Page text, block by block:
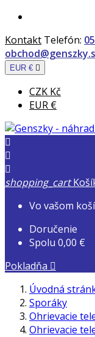
Kontakt Telefón:
EUR € 
CZK Kč
EUR €



shopping_cart
Vo vašom
Doručenie
Spolu 0,00 €
Pokladňa 
Úvodná
Sporáky
Ohrievacie
Ohrievacie